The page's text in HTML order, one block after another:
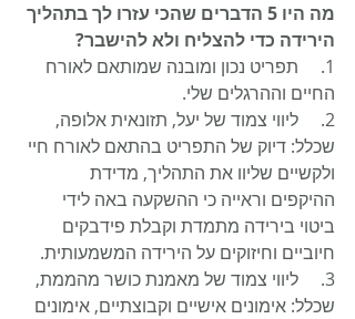
מה היו 5 הדברים שהכי עזרו לך בתהליך
הירידה כדי להצליח ולא להישבר?
1.     תפריט נכון ומובנה שמותאם לאורח
החיים וההרגלים שלי.
2.     ליווי צמוד של יעל, תזונאית אלופה,
שכלל: דיוק של התפריט בהתאם לאורח חיי
ולקשיים שליוו את התהליך, מדידת
ההיקפים וראייה כי ההשקעה באה לידי
ביטוי בירידה מתמדת וקבלת פידבקים
חיוביים וחיזוקים על הירידה המשמעותית.
3.     ליווי צמוד של מאמנת כושר מהממת,
שכלל: אימונים אישיים וקבוצתיים, אימונים